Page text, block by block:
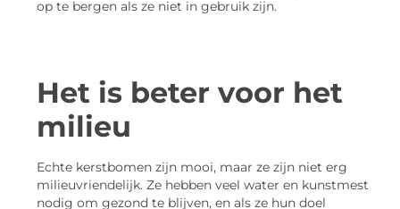
op te bergen als ze niet in gebruik zijn.
Het is beter voor het
milieu
Echte kerstbomen zijn mooi, maar ze zijn niet erg
milieuvriendelijk. Ze hebben veel water en kunstmest
nodig om gezond te blijven, en als ze hun doel